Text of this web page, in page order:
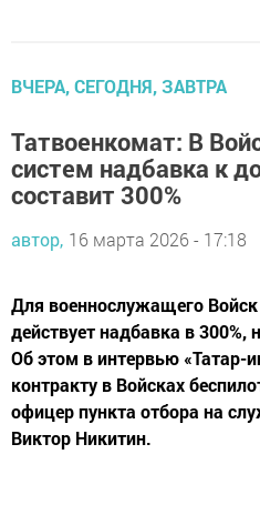
ВЧЕРА, СЕГОДНЯ, ЗАВТРА
Татвоенкомат: В
систем надбавка к
составит 300%
автор, 16 марта 2026 - 17:18
Для военнослужащего
действует надбавка в
Об этом в интервью «Татар-
контракту в Войсках
офицер пункта отбора на
Виктор Никитин.